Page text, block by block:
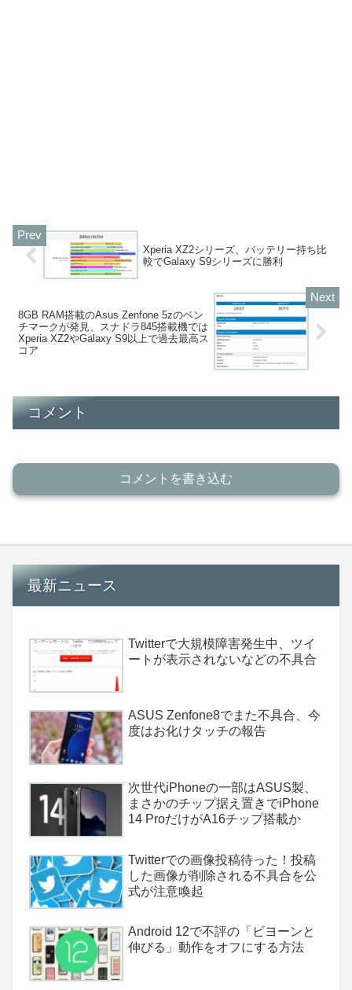
Xperia XZ2シリーズ、バッテリー持ち比
較でGalaxy S9シリーズに勝利
8GB RAM搭載のAsus Zenfone 5zのベン
チマークが発見、スナドラ845搭載機では
Xperia XZ2やGalaxy S9以上で過去最高ス
コア
コメント
コメントを書き込む
最新ニュース
Twitterで大規模障害発生中、ツイ
ートが表示されないなどの不具合
ASUS Zenfone8でまた不具合、今
度はお化けタッチの報告
次世代iPhoneの一部はASUS製、
まさかのチップ据え置きでiPhone
14 ProだけがA16チップ搭載か
Twitterでの画像投稿待った！投稿
した画像が削除される不具合を公
式が注意喚起
Android 12で不評の「ビヨーンと
伸びる」動作をオフにする方法